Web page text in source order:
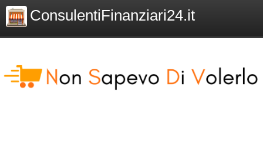
ConsulentiFinanziari24.it